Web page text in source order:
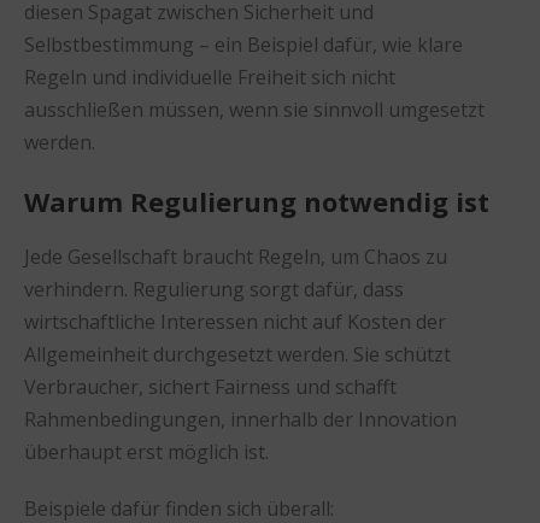
diesen Spagat zwischen Sicherheit und
Selbstbestimmung – ein Beispiel dafür, wie klare
Regeln und individuelle Freiheit sich nicht
ausschließen müssen, wenn sie sinnvoll umgesetzt
werden.
Warum Regulierung notwendig ist
Jede Gesellschaft braucht Regeln, um Chaos zu
verhindern. Regulierung sorgt dafür, dass
wirtschaftliche Interessen nicht auf Kosten der
Allgemeinheit durchgesetzt werden. Sie schützt
Verbraucher, sichert Fairness und schafft
Rahmenbedingungen, innerhalb der Innovation
überhaupt erst möglich ist.
Beispiele dafür finden sich überall: